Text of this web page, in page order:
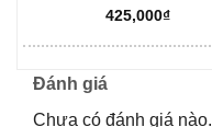
hạng5.00
5 sao
425,000₫
Đánh giá
Chưa có đánh giá nào.